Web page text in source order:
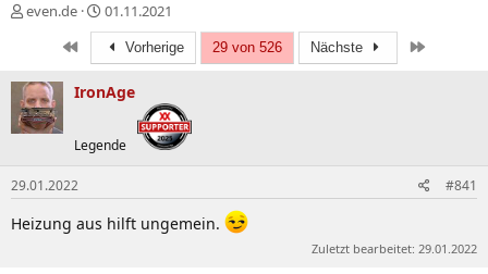
E
e
l
l
r
even.de
E
r
s
t
e
t
a
01.11.2021
Erste Vorherige 29 von 526 Nächste
IronAge
Legende
29.01.2022 #841
Heizung aus hilft ungemein.
Zuletzt bearbeitet: 29.01.2022